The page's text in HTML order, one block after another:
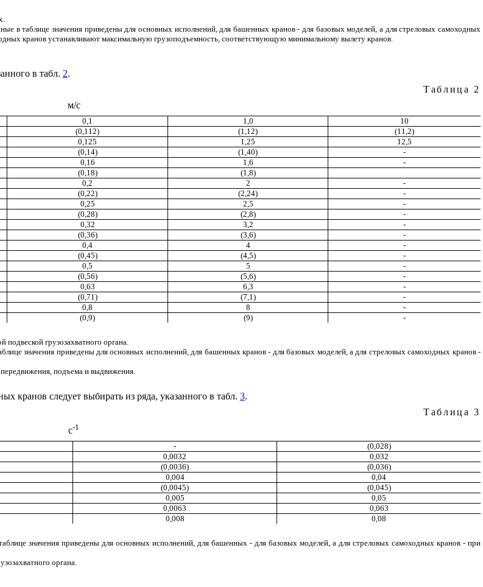
в таблице значения приведены для основных исполнений, для башенных кранов - для базовых моделей, а для стреловых самоходных
кранов устанавливают максимальную грузоподъемность, соответствующую минимальному вылету кранов.
в табл. 2.
Таблица 2
м/с
0,1 1,0
10
(0,112) (1,12)
(11,2)
0,125 1,25
12,5
(0,14) (1,40)
-
0,16 1,6
-
(0,18)
(1,8)
0,2 2
-
(0,22) (2,24)
-
0,25 2,5
-
(0,28) (2,8)
-
0,32 3,2
-
(0,36) (3,6)
-
0,4 4
-
(0,45) (4,5)
-
0,5 5
-
(0,56) (5,6)
-
0,63 6,3
-
(0,71) (7,1)
-
0,8 8
-
(0,9) (9)
-
грузозахватного органа.
значения приведены для основных исполнений, для башенных кранов - для базовых моделей, а для стреловых самоходных кранов -
подъема и выдвижения.
кранов следует выбирать из ряда, указанного в табл. 3.
Таблица 3
с-1
-
(0,028)
0,0032
0,032
(0,0036)
(0,036)
0,004
0,04
(0,0045)
(0,045)
0,005
0,05
0,0063
0,063
0,008
0,08
значения приведены для основных исполнений, для башенных - для базовых моделей, а для стреловых самоходных кранов - при
органа.